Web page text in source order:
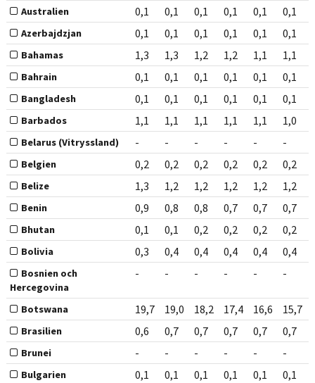
Australien 0,1 0,1 0,1 0,1 0,1 0,1
Azerbajdzjan 0,1 0,1 0,1 0,1 0,1 0,1
Bahamas 1,3 1,3 1,2 1,2 1,1 1,1
Bahrain 0,1 0,1 0,1 0,1 0,1 0,1
Bangladesh 0,1 0,1 0,1 0,1 0,1 0,1
Barbados 1,1 1,1 1,1 1,1 1,1 1,0
Belarus (Vitryssland) - - - - - -
Belgien 0,2 0,2 0,2 0,2 0,2 0,2
Belize 1,3 1,2 1,2 1,2 1,2 1,2
Benin 0,9 0,8 0,8 0,7 0,7 0,7
Bhutan 0,1 0,1 0,2 0,2 0,2 0,2
Bolivia 0,3 0,4 0,4 0,4 0,4 0,4
Bosnien och
Hercegovina
- - - - - -
Botswana 19,7 19,0 18,2 17,4 16,6 15,7
Brasilien 0,6 0,7 0,7 0,7 0,7 0,7
Brunei - - - - - -
Bulgarien 0,1 0,1 0,1 0,1 0,1 0,1